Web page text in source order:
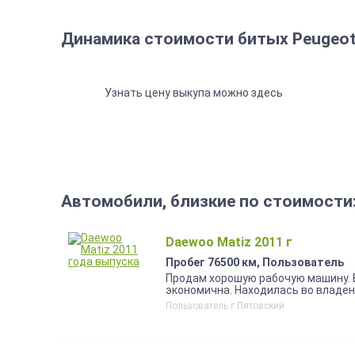
Динамика стоимости битых
Узнать цену выкупа можно здесь
Автомобили, близкие по стоимости:
Daewoo Matiz 2011 г
Пробег 76500 км, Пользователь
Продам хорошую рабочую машину.
экономична. Находилась во
городской черте. Все ТО
Пользователь г.Пятовский